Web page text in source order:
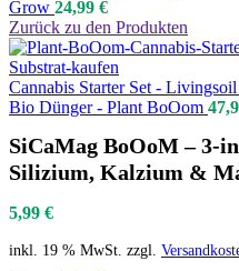
Grow 24,99 €
Zurück zu den Produkten
Cannabis Starter Set -
Bio Dünger - Plant BoOom
SiCaMag BoOoM – 3-
Silizium, Kalzium &
5,99 €
inkl. 19 % MwSt. zzgl.